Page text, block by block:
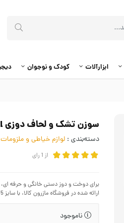
ابزارآلات کودک و نوجوان
سوزن تشک و لحاف دوزی Royal رویال 5 اینچ HKH-037
دسته‌بندی : لوازم خیاطی و
از 1رای
برای دوخت و دوز دستی خانگی و حرفه
ارائه شده در فروشگاه مازرون کالا، با سایز 5 بوده که برای کار لحاف و تشک دوزی کاربرد دارد
ناموجود